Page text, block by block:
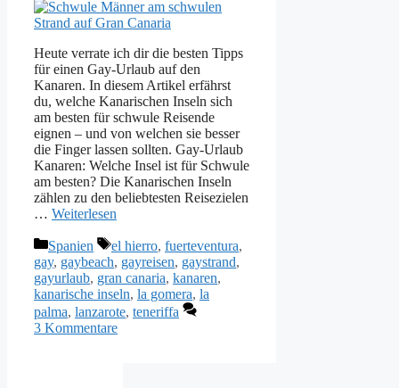
Heute verrate ich dir die besten Tipps
für einen Gay-Urlaub auf den
Kanaren. In diesem Artikel erfährst
du, welche Kanarischen Inseln sich
am besten für schwule Reisende
eignen – und von welchen sie besser
die Finger lassen sollten. Gay-Urlaub
Kanaren: Welche Insel ist für Schwule
am besten? Die Kanarischen Inseln
zählen zu den beliebtesten Reisezielen
… Weiterlesen
Kategorien
Spanien Schlagwörter
el hierro, fuerteventura,
gay, gaybeach, gayreisen, gaystrand,
gayurlaub, gran canaria, kanaren,
kanarische inseln, la gomera, la
palma, lanzarote, teneriffa
3 Kommentare